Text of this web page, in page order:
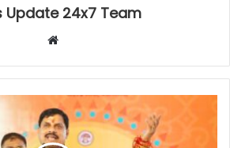
Update 24x7 Team
Website